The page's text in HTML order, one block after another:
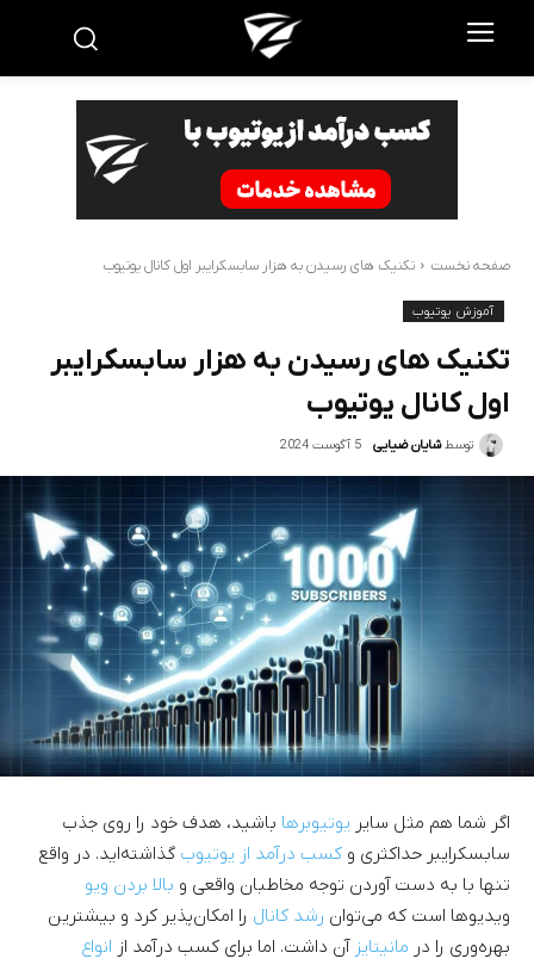
صفحه نخست تکنیک های رسیدن به هزار سابسکرایبر اول کانال یوتیوب
آموزش یوتیوب
تکنیک های رسیدن به هزار سابسکرایبر
اول کانال یوتیوب
توسط شایان ضیایی 5 آگوست 2024
اگر شما هم مثل سایر یوتیوبرها باشید، هدف خود را روی جذب
سابسکرایبر حداکثری و کسب درآمد از یوتیوب گذاشته‌اید. در واقع
تنها با به دست آوردن توجه مخاطبان واقعی و بالا بردن ویو
ویدیوها است که می‌توان رشد کانال را امکان‌پذیر کرد و بیشترین
بهره‌وری را در مانیتایز آن داشت. اما برای کسب درآمد از انواع